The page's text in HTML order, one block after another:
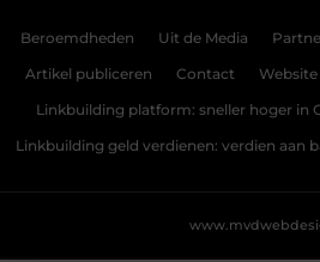
Beroemdheden Uit de Media
Artikel publiceren Contact
Linkbuilding platform: sneller hoger in
Linkbuilding geld verdienen: verdien aan